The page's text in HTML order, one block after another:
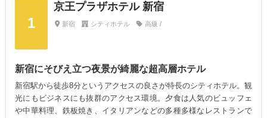
1
京王プラザホテル 新宿
新宿 シティホテル 高級 /
新宿にそびえ立つ夜景が綺麗な超高層ホテル
新宿駅から徒歩8分というアクセスの良さが特長のシティホテル。観
光にもビジネスにも抜群のアクセス環境。夕食は人気のビュッフェ
や中華料理、鉄板焼き、イタリアンなどの多種多様なレストランで